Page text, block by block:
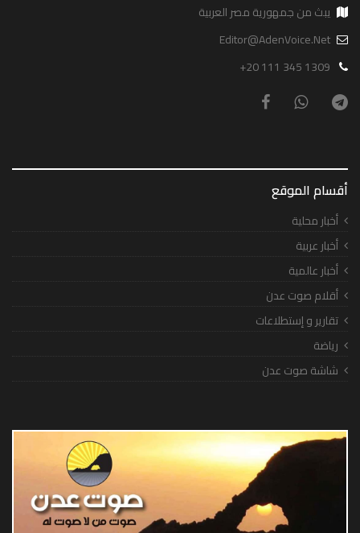
يبث من جمهورية مصر العربية
Editor@AdenVoice.Net
+20 111 345 1309
أقسام الموقع
أخبار محلية
أخبار عربية
أخبار عالمية
أقلام صوت عدن
تقارير و إستطلاعات
رياضة
شاشة صوت عدن